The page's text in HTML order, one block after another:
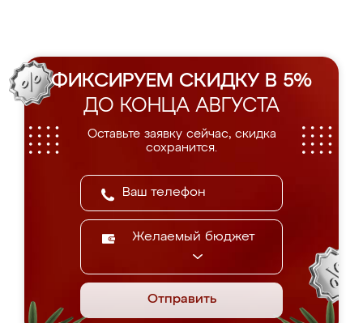
ФИКСИРУЕМ СКИДКУ В 5%
ДО КОНЦА АВГУСТА
Оставьте заявку сейчас, скидка
сохранится.
Желаемый бюджет
Отправить